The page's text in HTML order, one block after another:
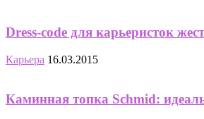
Dress-code для карьеристок
Карьера 16.03.2015
Каминная топка Schmid: